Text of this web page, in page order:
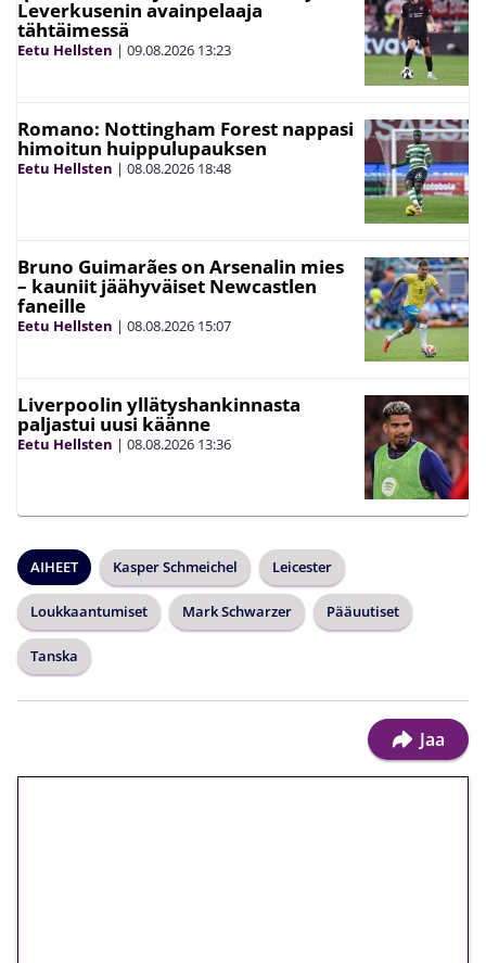
Leverkusenin avainpelaaja
tähtäimessä
Eetu Hellsten | 09.08.2026 13:23
Romano: Nottingham Forest nappasi
himoitun huippulupauksen
Eetu Hellsten | 08.08.2026 18:48
Bruno Guimarães on Arsenalin mies
– kauniit jäähyväiset Newcastlen
faneille
Eetu Hellsten | 08.08.2026 15:07
Liverpoolin yllätyshankinnasta
paljastui uusi käänne
Eetu Hellsten | 08.08.2026 13:36
AIHEET Kasper Schmeichel Leicester
Loukkaantumiset Mark Schwarzer Pääuutiset
Tanska
Jaa